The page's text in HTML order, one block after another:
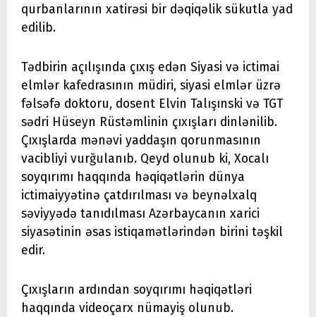
qurbanlarının xatirəsi bir dəqiqəlik sükutla yad
edilib.
Tədbirin açılışında çıxış edən Siyasi və ictimai
elmlər kafedrasının müdiri, siyasi elmlər üzrə
fəlsəfə doktoru, dosent Elvin Talışınski və TGT
sədri Hüseyn Rüstəmlinin çıxışları dinlənilib.
Çıxışlarda mənəvi yaddaşın qorunmasının
vacibliyi vurğulanıb. Qeyd olunub ki, Xocalı
soyqırımı haqqında həqiqətlərin dünya
ictimaiyyətinə çatdırılması və beynəlxalq
səviyyədə tanıdılması Azərbaycanın xarici
siyasətinin əsas istiqamətlərindən birini təşkil
edir.
Çıxışların ardından soyqırımı həqiqətləri
haqqında videoçarx nümayiş olunub.